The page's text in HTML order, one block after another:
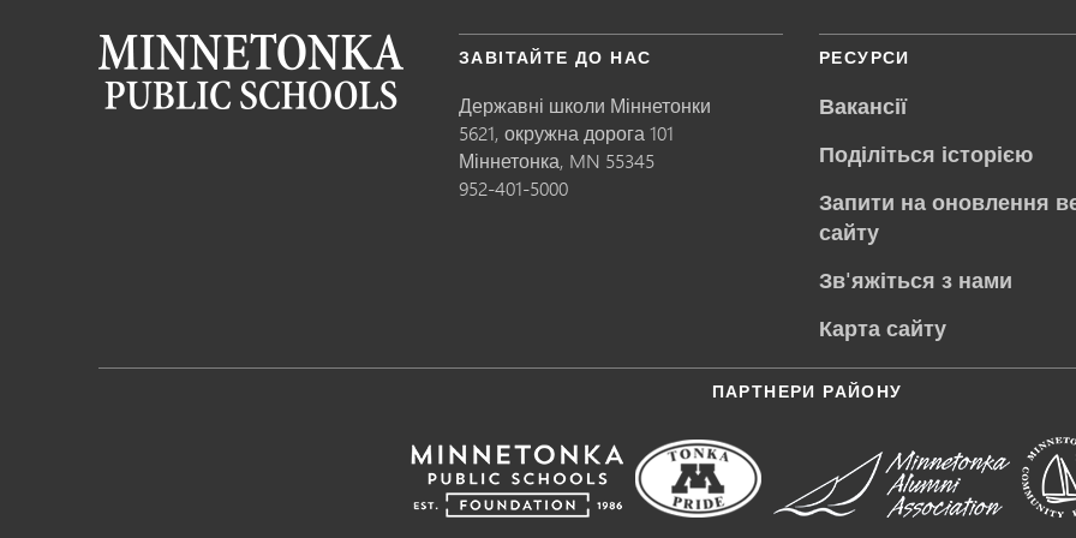
ЗАВІТАЙТЕ ДО НАС
Державні школи Міннетонки
5621, окружна дорога 101
Міннетонка, MN 55345
952-401-5000
РЕСУРСИ
Вакансії
Поділіться історією
Запити на оновлення
сайту
Зв'яжіться з нами
Карта сайту
ПАРТНЕРИ РАЙОНУ